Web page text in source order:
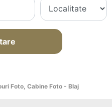
Foto, Cabine Foto - Blaj